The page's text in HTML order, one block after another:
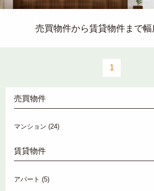
売買物件から賃貸物件まで
1
売買物件
マンション (24)
賃貸物件
アパート (5)